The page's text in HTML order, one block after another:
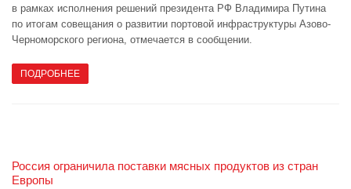
в рамках исполнения решений президента РФ Владимира Путина
по итогам совещания о развитии портовой инфраструктуры Азово-
Черноморского региона, отмечается в сообщении.
ПОДРОБНЕЕ
Россия ограничила поставки мясных продуктов из стран
Европы